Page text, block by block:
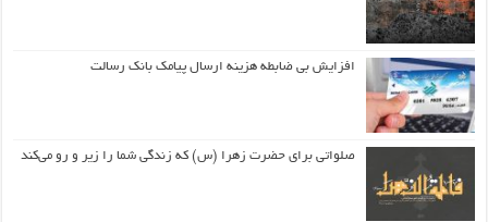
افزایش بی ضابطه هزینه ارسال پیامک بانک رسالت
صلواتی برای حضرت زهرا (س) که زندگی شما را زیر و رو می‌کند